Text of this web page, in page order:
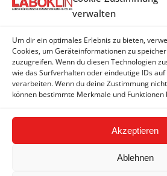
verwalten
Um dir ein optimales Erlebnis zu bieten,
Cookies, um Geräteinformationen zu
zuzugreifen. Wenn du diesen Technologien
wie das Surfverhalten oder eindeutige IDs
verarbeiten. Wenn du deine Zustimmung
können bestimmte Merkmale und
Akzeptieren
Ablehnen
LABOKLIN aktuell 2011
Die zytologische Untersuchung
minimalinvasive und
Maßnahme